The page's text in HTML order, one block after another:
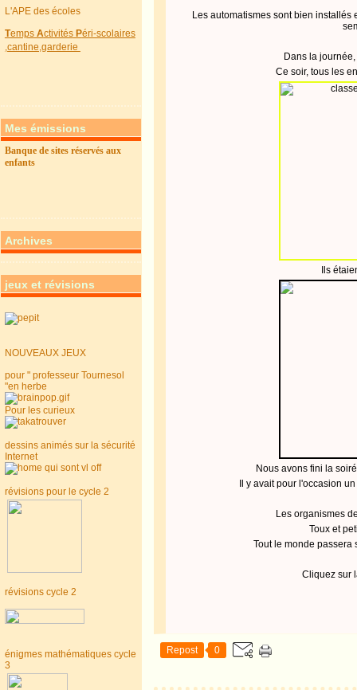
L'APE des écoles
TempsActivitésPéri-scolaires
,cantine,garderie
Mes émissions
Banque de sites réservés aux
enfants
Archives
jeux et révisions
NOUVEAUX JEUX
pour " professeur Tournesol
"en herbe
Pour les curieux
dessins animés sur la sécurité
Internet
révisions pour le cycle 2
révisions cycle 2
énigmes mathématiques cycle
3
Les automatismes sont bien installés
Dans la
Ce soir, tous les
Ils
Nous avons fini la
Il y avait pour l'occasion
Les organismes
Toux et
Tout le monde passera
Cliquez sur
Repost 0